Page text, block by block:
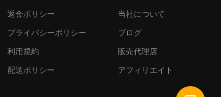
返金ポリシー
プライバシーポリシー
利用規約
配送ポリシー
当社について
ブログ
販売代理店
アフィリエイト